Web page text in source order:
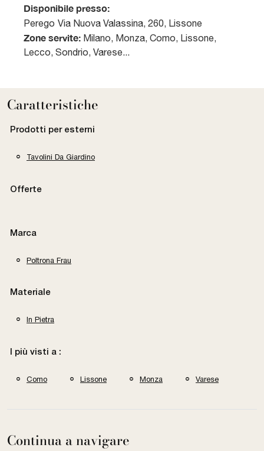
Disponibile presso:
Perego Via Nuova Valassina, 260, Lissone
Zone servite: Milano, Monza, Como, Lissone,
Lecco, Sondrio, Varese...
Caratteristiche
Prodotti per esterni
Tavolini Da Giardino
Offerte
Marca
Poltrona Frau
Materiale
In Pietra
I più visti a :
Como Lissone Monza Varese
Continua a navigare